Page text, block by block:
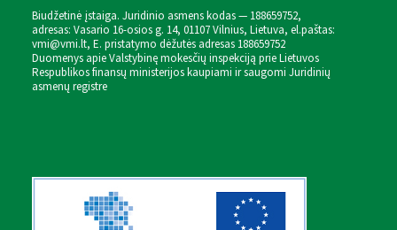
Biudžetinė įstaiga. Juridinio asmens kodas — 188659752,
adresas: Vasario 16-osios g. 14, 01107 Vilnius, Lietuva, el.paštas:
vmi@vmi.lt, E. pristatymo dėžutės adresas 188659752
Duomenys apie Valstybinę mokesčių inspekciją prie Lietuvos
Respublikos finansų ministerijos kaupiami ir saugomi Juridinių
asmenų registre